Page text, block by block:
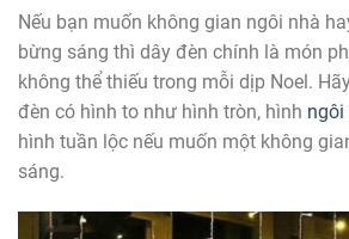
Nếu bạn muốn không gian ngôi nhà
bừng sáng thì dây đèn chính là món
không thể thiếu trong mỗi dịp Noel.
đèn có hình to như hình tròn, hình ngôi
hình tuần lộc nếu muốn một không
sáng.